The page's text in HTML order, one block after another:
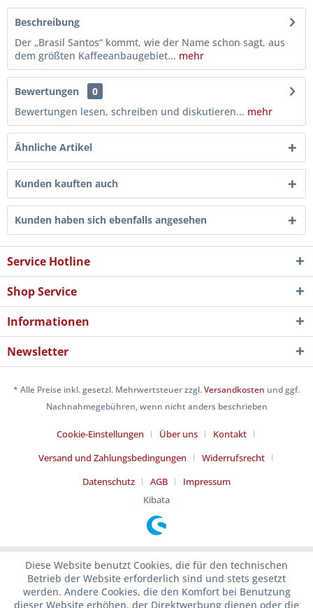
Beschreibung
Der „Brasil Santos“ kommt, wie der Name schon sagt, aus
dem größten Kaffeeanbaugebiet... mehr
Bewertungen
0
Bewertungen lesen, schreiben und diskutieren... mehr
Ähnliche Artikel
Kunden kauften auch
Kunden haben sich ebenfalls angesehen
Service Hotline
Shop Service
Informationen
Newsletter
* Alle Preise inkl. gesetzl. Mehrwertsteuer zzgl.Versandkosten und ggf.
Nachnahmegebühren, wenn nicht anders beschrieben
Cookie-Einstellungen Über uns
Kontakt
Versand und Zahlungsbedingungen
Widerrufsrecht
Datenschutz
AGB
Impressum
Kibata
Diese Website benutzt Cookies, die für den technischen
Betrieb der Website erforderlich sind und stets gesetzt
werden. Andere Cookies, die den Komfort bei Benutzung
dieser Website erhöhen, der Direktwerbung dienen oder die